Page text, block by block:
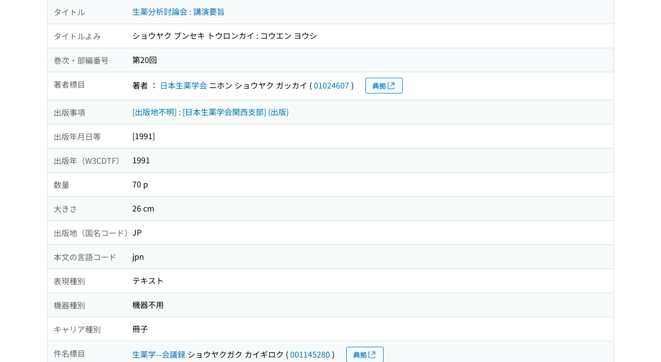
タイトル 生薬分析討論会 : 講演要旨
タイトルよみ ショウヤク ブンセキ トウロンカイ : コウエン ヨウシ
巻次・部編番号 第20回
著者標目 著者 ： 日本生薬学会 ニホン ショウヤク ガッカイ (01024607 ) 典拠
出版事項 [出版地不明] : [日本生薬学会関西支部] (出版)
出版年月日等 [1991]
出版年（W3CDTF） 1991
数量 70 p
大きさ 26 cm
出版地（国名コード） JP
本文の言語コード jpn
表現種別 テキスト
機器種別 機器不用
キャリア種別 冊子
件名標目 生薬学--会議録 ショウヤクガク カイギロク (001145280 ) 典拠